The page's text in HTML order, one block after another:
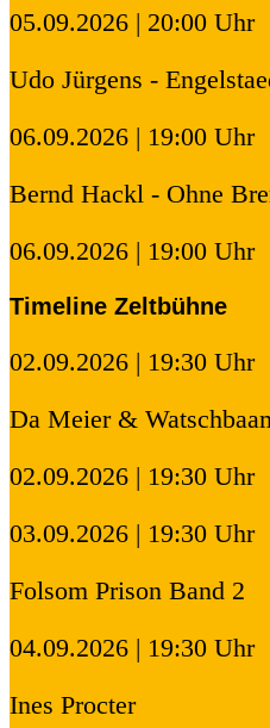
05.09.2026 | 20:00 Uhr
Udo Jürgens -
06.09.2026 | 19:00 Uhr
Bernd Hackl - Ohne
06.09.2026 | 19:00 Uhr
Timeline Zeltbühne
02.09.2026 | 19:30 Uhr
Da Meier &
02.09.2026 | 19:30 Uhr
03.09.2026 | 19:30 Uhr
Folsom Prison Band 2
04.09.2026 | 19:30 Uhr
Ines Procter